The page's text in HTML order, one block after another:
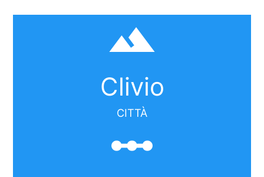
filter_hdr
Clivio
CITTÀ
linear_scale